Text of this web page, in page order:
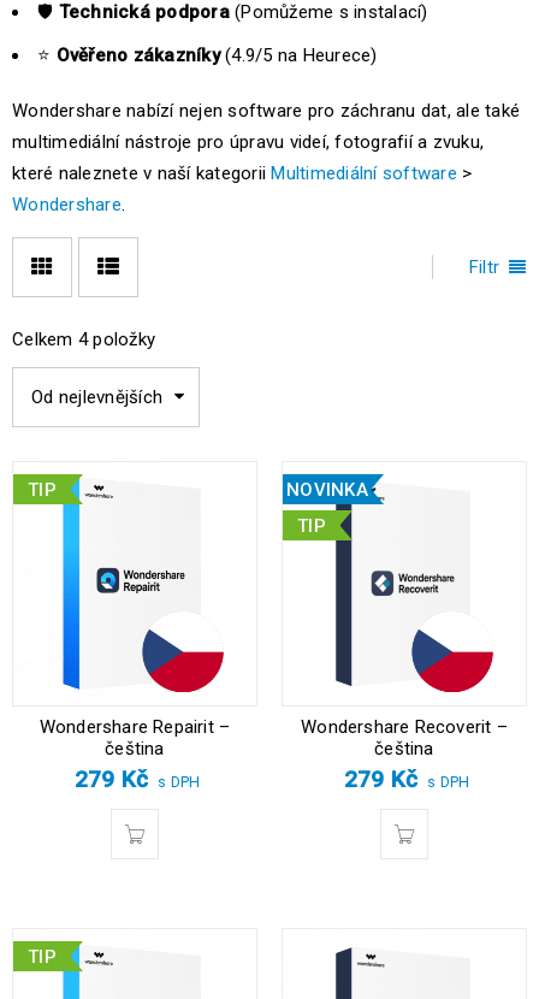
🛡️ Technická podpora(Pomůžeme s instalací)
⭐ Ověřeno zákazníky(4.9/5 na Heurece)
Wondershare nabízí nejen software pro záchranu dat, ale také
multimediální nástroje pro úpravu videí, fotografií a zvuku,
které naleznete v naší kategoriiMultimediální software >
Wondershare.
Filtr
Celkem 4 položky
Od nejlevnějších
TIP
Wondershare Repairit –
čeština
279 Kč s DPH
NOVINKA
TIP
Wondershare Recoverit –
čeština
279 Kč s DPH
TIP